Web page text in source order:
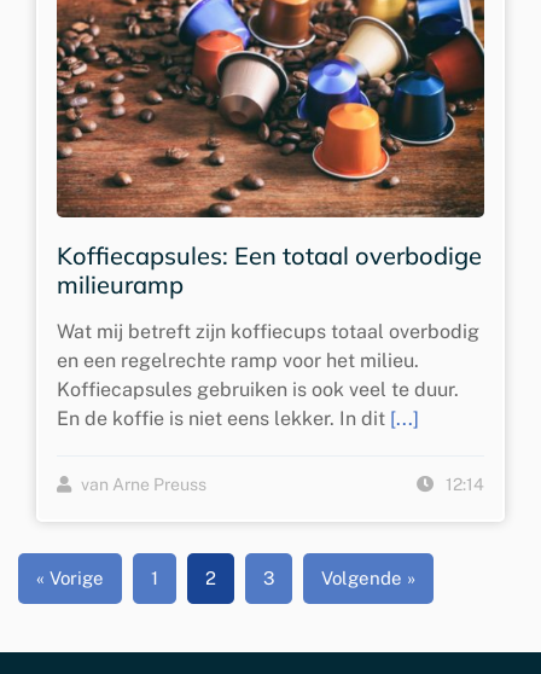
Koffiecapsules: Een totaal overbodige
milieuramp
Wat mij betreft zijn koffiecups totaal overbodig
en een regelrechte ramp voor het milieu.
Koffiecapsules gebruiken is ook veel te duur.
En de koffie is niet eens lekker. In dit [...]
van Arne Preuss 12:14
« Vorige 1 2 3 Volgende »